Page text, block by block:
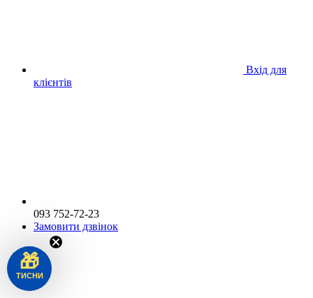
Вхід для
клієнтів
093 752-72-23
Замовити дзвінок
🎁
ТИСНИ